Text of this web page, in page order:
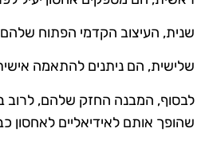
שנית, העיצוב הקדמי הפתוח
שלישית, הם ניתנים להתאמה
לבסוף, המבנה החזק שלהם, לרוב
שהופך אותם לאידיאליים לאחסון